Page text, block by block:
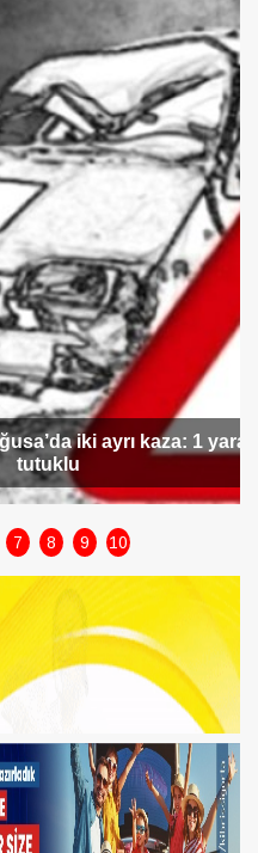
iki ayrı kaza: 1 yaralı, 1
7 8 9 10